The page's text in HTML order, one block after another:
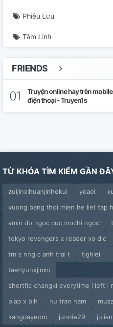
Phiêu Lưu
Tâm Linh
FRIENDS
Truyện online hay trên
điện thoại - Truyen1s
TỪ KHÓA TÌM KIẾM GẦN
zuijinxihuanjinhekui yeaei
vuong bang thoi mien he liet tap
vmin do ngoc cuc mochi ngoc
tokyo revengers x reader vo dic
tm s nng c anh trai t
tighleii
taehyunxjimin
shortfic changki everytime i left i
plap x blh
nu tran nam
kangdayeom
junnie29